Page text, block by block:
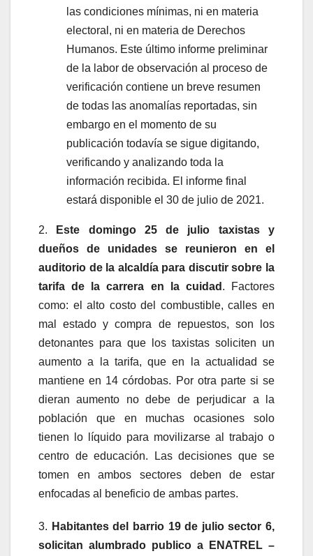
las condiciones mínimas, ni en materia
electoral, ni en materia de Derechos
Humanos. Este último informe preliminar
de la labor de observación al proceso de
verificación contiene un breve resumen
de todas las anomalías reportadas, sin
embargo en el momento de su
publicación todavía se sigue digitando,
verificando y analizando toda la
información recibida. El informe final
estará disponible el 30 de julio de 2021.
2.
Este domingo 25 de julio taxistas y
dueños de unidades se reunieron en el
auditorio de la alcaldía para discutir sobre la
tarifa de la carrera en la cuidad . Factores
como: el alto costo del combustible, calles en
mal estado y compra de repuestos, son los
detonantes para que los taxistas soliciten un
aumento a la tarifa, que en la actualidad se
mantiene en 14 córdobas. Por otra parte si se
dieran aumento no debe de perjudicar a la
población que en muchas ocasiones solo
tienen lo líquido para movilizarse al trabajo o
centro de educación. Las decisiones que se
tomen en ambos sectores deben de estar
enfocadas al beneficio de ambas partes.
3. Habitantes del barrio 19 de julio sector 6,
solicitan alumbrado publico a ENATREL –